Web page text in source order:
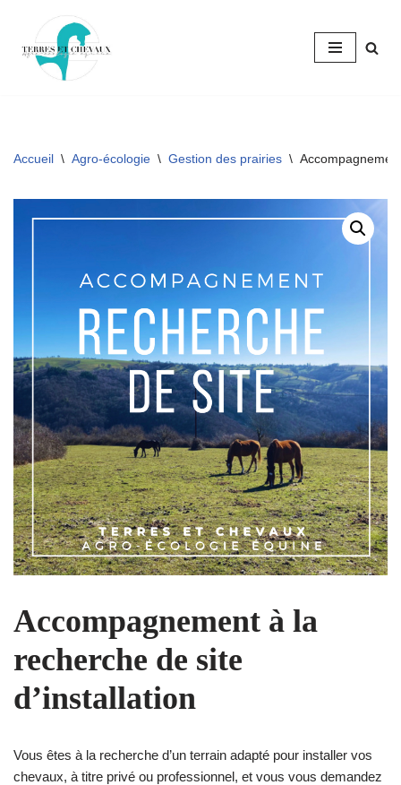
Aller
Accueil \ Agro-écologie \ Gestion des prairies \
Accompagnement à la
recherche de site
d’installation
Vous êtes à la recherche d’un terrain adapté pour installer vos
chevaux, à titre privé ou professionnel, et vous vous demandez